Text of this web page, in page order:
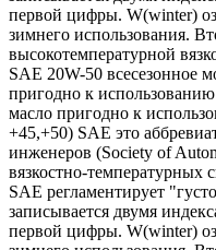
первой цифры. W(winter)
зимнего использования.
высокотемпературной
SAE 20W-50 всесезонное
пригодно к
масло пригодно к
+45,+50) SAE это
инженеров (Society of
вязкостно-температурных
SAE регламентирует
записывается двумя
первой цифры. W(winter)